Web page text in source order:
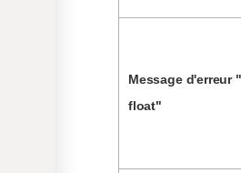
Message d'erreur
float"